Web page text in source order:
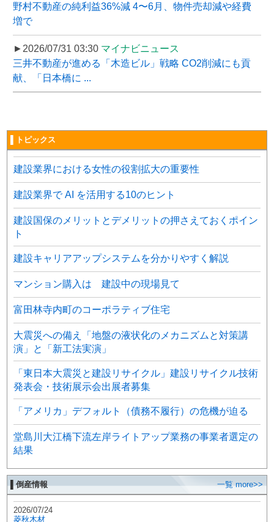
野村不動産の純利益36%減 4〜6月、物件売却減や経費
増で
►2026/07/31 03:30 マイナビニュース
三井不動産が進める「木造ビル」戦略 CO2削減にも貢
献、「日本橋に ...
▌トピックス
建設業界における女性の役割拡大の重要性
建設業界で AI を活用する10のヒント
建設国保のメリットとデメリットの押さえておくポイン
ト
建設キャリアアップシステムを分かりやすく解説
マンション購入は 建設中の現場見て
富田林寺内町のコーポラティブ住宅
大震災への備え「地盤の液状化のメカニズムと対策講
演」と「新工法実演」
「東日本大震災と建設リサイクル」建設リサイクル技術
発表会・技術展示会出展者募集
「アメリカ」デフォルト（債務不履行）の危機が迫る
堂島川大江橋下流左岸ライトアップ業務の事業者選定の
結果
▌倒産情報 一覧 more>>
2026/07/24
菱秋木材